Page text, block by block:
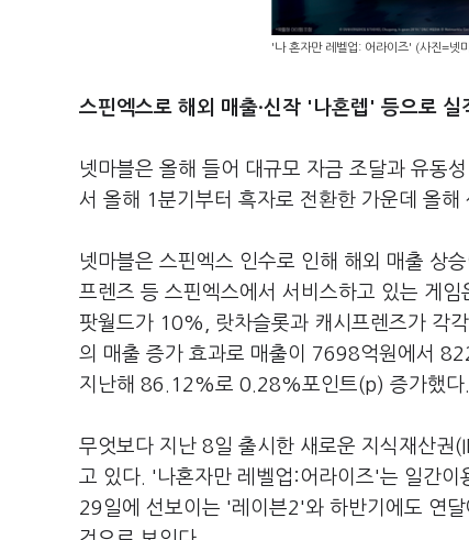
'나 혼자만 레벨업: 어라이즈' (사진=넷
스핀엑스로 해외 매출·신작 '나혼렙' 등으로 실
넷마블은 올해 들어 대규모 자금 조달과 유동
서 올해 1분기부터 흑자로 전환한 가운데 올
넷마블은 스핀엑스 인수로 인해 해외 매출 상
프렌즈 등 스핀엑스에서 서비스하고 있는 게
팟월드가 10%, 랏차슬롯과 캐시프렌즈가 각
의 매출 증가 효과로 매출이 7698억원에서
지난해 86.12%로 0.28%포인트(p) 증가했다.
무엇보다 지난 8일 출시한 새로운 지식재산권
고 있다. '나혼자만 레벨업:어라이즈'는 일간
29일에 선보이는 '레이븐2'와 하반기에도 연